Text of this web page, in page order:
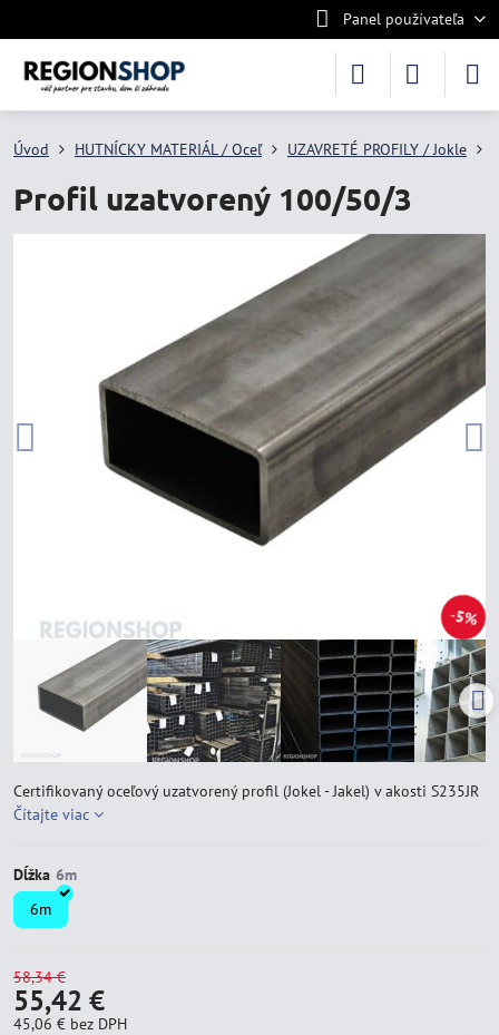
Panel používateľa
5%
Úvod HUTNÍCKY MATERIÁL / Oceľ UZAVRETÉ PROFILY / Jokle
Profil uzatvorený 100/50/3
Certifikovaný oceľový uzatvorený profil (Jokel - Jakel) v akosti S235JR
Čítajte viac
Dĺžka
6m
58,34 €
55,42 €
45,06 € bez DPH